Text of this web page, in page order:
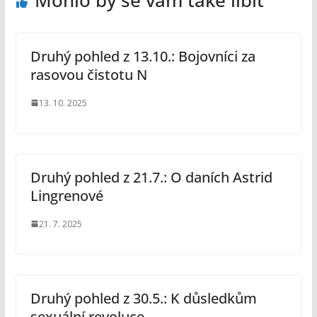
Druhý pohled z 13.10.: Bojovníci za
rasovou čistotu N
13. 10. 2025
Druhý pohled z 21.7.: O daních Astrid
Lingrenové
21. 7. 2025
Druhý pohled z 30.5.: K důsledkům